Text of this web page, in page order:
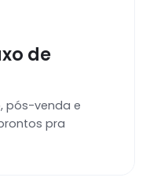
de
pós-venda e
pra